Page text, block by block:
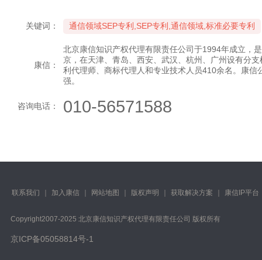
关键词： 通信领域SEP专利,SEP专利,通信领域,标准必要专利
康信：
北京康信知识产权代理有限责任公司于1994年成立，
京，在天津、青岛、西安、武汉、杭州、广州设有分
利代理师、商标代理人和专业技术人员410余名。康
强。
咨询电话： 010-56571588
联系我们 加入康信 网站地图 版权声明 获取解决方案 康信IP平台
Copyright️2007-2025 北京康信知识产权代理有限责任公司 版权所有
京ICP备05058814号-1